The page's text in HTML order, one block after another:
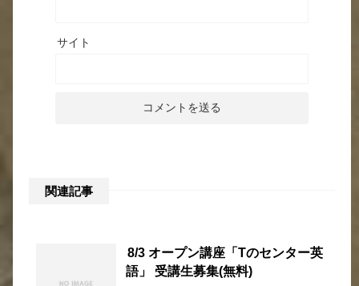
サイト
関連記事
8/3 オープン講座「Tのセンター英
語」 受講生募集(無料)